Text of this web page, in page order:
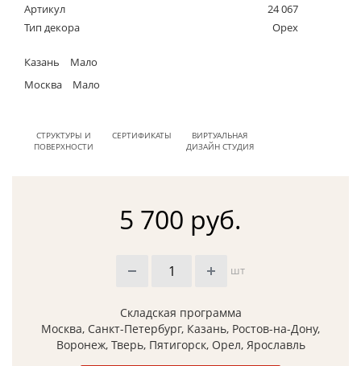
Артикул
24 067
Тип декора
Орех
Казань
Мало
Москва
Мало
СТРУКТУРЫ И
ПОВЕРХНОСТИ
СЕРТИФИКАТЫ
ВИРТУАЛЬНАЯ
ДИЗАЙН СТУДИЯ
5 700 руб.
шт
Складская программа
Москва, Санкт-Петербург, Казань, Ростов-на-Дону,
Воронеж, Тверь, Пятигорск, Орел, Ярославль